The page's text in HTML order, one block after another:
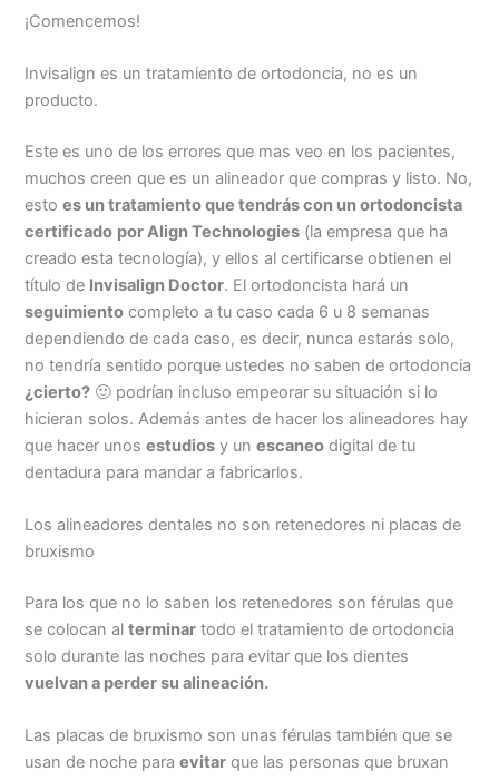
¡Comencemos!
Invisalign es un tratamiento de ortodoncia, no es un
producto.
Este es uno de los errores que mas veo en los pacientes,
muchos creen que es un alineador que compras y listo. No,
estoes un tratamiento que tendrás con un ortodoncista
certificado por Align Technologies (la empresa que ha
creado esta tecnología), y ellos al certificarse obtienen el
título de Invisalign Doctor. El ortodoncista hará un
seguimiento completo a tu caso cada 6 u 8 semanas
dependiendo de cada caso, es decir, nunca estarás solo,
no tendría sentido porque ustedes no saben de ortodoncia
¿cierto? 🙂 podrían incluso empeorar su situación si lo
hicieran solos. Además antes de hacer los alineadores hay
que hacer unosestudios y unescaneo digital de tu
dentadura para mandar a fabricarlos.
Los alineadores dentales no son retenedores ni placas de
bruxismo
Para los que no lo saben los retenedores son férulas que
se colocan alterminar todo el tratamiento de ortodoncia
solo durante las noches para evitar que los dientes
vuelvan a perder su alineación.
Las placas de bruxismo son unas férulas también que se
usan de noche paraevitar que las personas que bruxan